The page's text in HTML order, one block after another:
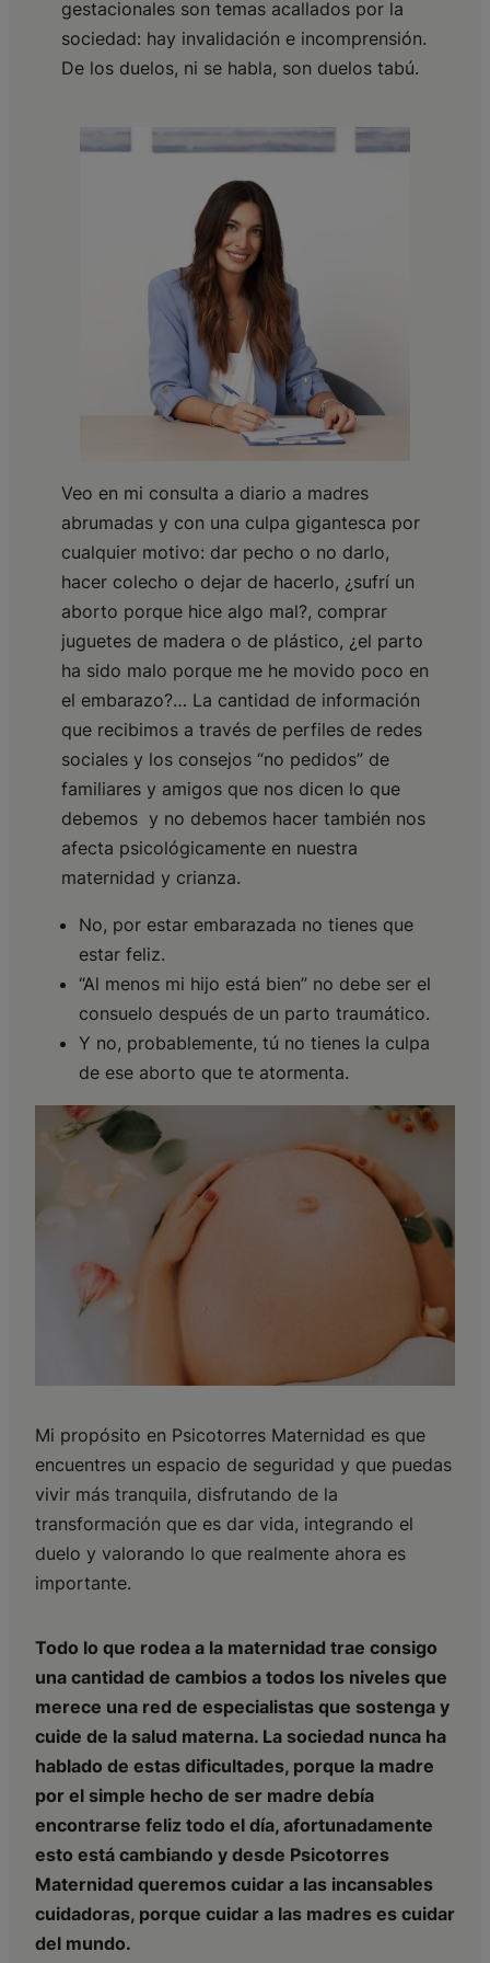
gestacionales son temas acallados por la
sociedad: hay invalidación e incomprensión.
De los duelos, ni se habla, son duelos tabú.
Veo en mi consulta a diario a madres
abrumadas y con una culpa gigantesca por
cualquier motivo: dar pecho o no darlo,
hacer colecho o dejar de hacerlo, ¿sufrí un
aborto porque hice algo mal?, comprar
juguetes de madera o de plástico, ¿el parto
ha sido malo porque me he movido poco en
el embarazo?… La cantidad de información
que recibimos a través de perfiles de redes
sociales y los consejos “no pedidos” de
familiares y amigos que nos dicen lo que
debemos y no debemos hacer también nos
afecta psicológicamente en nuestra
maternidad y crianza.
No, por estar embarazada no tienes que
estar feliz.
“Al menos mi hijo está bien” no debe ser el
consuelo después de un parto traumático.
Y no, probablemente, tú no tienes la culpa
de ese aborto que te atormenta.
Mi propósito en Psicotorres Maternidad es que
encuentres un espacio de seguridad y que puedas
vivir más tranquila, disfrutando de la
transformación que es dar vida, integrando el
duelo y valorando lo que realmente ahora es
importante.
Todo lo que rodea a la maternidad trae consigo
una cantidad de cambios a todos los niveles que
merece una red de especialistas que sostenga y
cuide de la salud materna. La sociedad nunca ha
hablado de estas dificultades, porque la madre
por el simple hecho de ser madre debía
encontrarse feliz todo el día, afortunadamente
esto está cambiando y desde Psicotorres
Maternidad queremos cuidar a las incansables
cuidadoras, porque cuidar a las madres es cuidar
del mundo.